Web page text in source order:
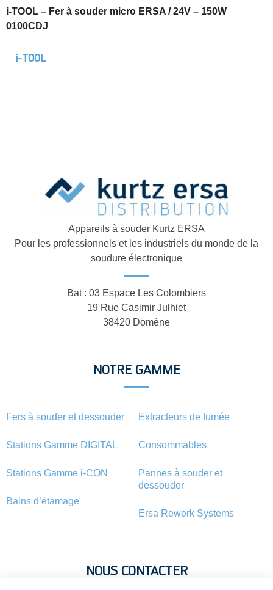
i-TOOL – Fer à souder micro ERSA / 24V – 150W
0100CDJ
i-TOOL
Appareils à souder Kurtz ERSA
Pour les professionnels et les industriels du monde de la
soudure électronique
Bat : 03 Espace Les Colombiers
19 Rue Casimir Julhiet
38420 Domène
NOTRE GAMME
Fers à souder et dessouder
Stations Gamme DIGITAL
Stations Gamme i-CON
Bains d’étamage
Extracteurs de fumée
Consommables
Pannes à souder et
dessouder
Ersa Rework Systems
NOUS CONTACTER